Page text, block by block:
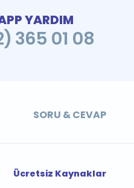
YARDIM
365 01 08
SORU & CEVAP
Ücretsiz Kaynaklar